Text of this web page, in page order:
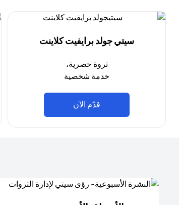
سيتي جولد برايفيت كلاينت
ثروة حصرية،
خدمة شخصية
قدّم الآن